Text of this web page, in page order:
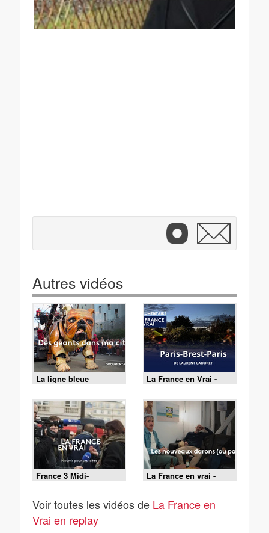
Autres vidéos
La ligne bleue La France en Vrai -
Normandie
France 3 Midi-
Pyrénées en direct TV
La France en vrai -
Grand Est
Voir toutes les vidéos de La France en
Vrai en replay